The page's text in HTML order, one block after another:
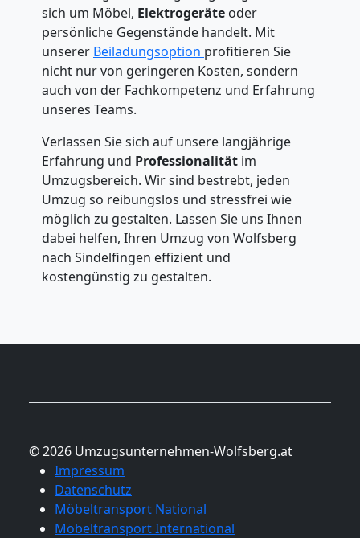
sich um Möbel, Elektrogeräte oder
persönliche Gegenstände handelt. Mit
unserer Beiladungsoption profitieren Sie
nicht nur von geringeren Kosten, sondern
auch von der Fachkompetenz und Erfahrung
unseres Teams.
Verlassen Sie sich auf unsere langjährige
Erfahrung und Professionalität im
Umzugsbereich. Wir sind bestrebt, jeden
Umzug so reibungslos und stressfrei wie
möglich zu gestalten. Lassen Sie uns Ihnen
dabei helfen, Ihren Umzug von Wolfsberg
nach Sindelfingen effizient und
kostengünstig zu gestalten.
© 2026 Umzugsunternehmen-Wolfsberg.at
Impressum
Datenschutz
Möbeltransport National
Möbeltransport International